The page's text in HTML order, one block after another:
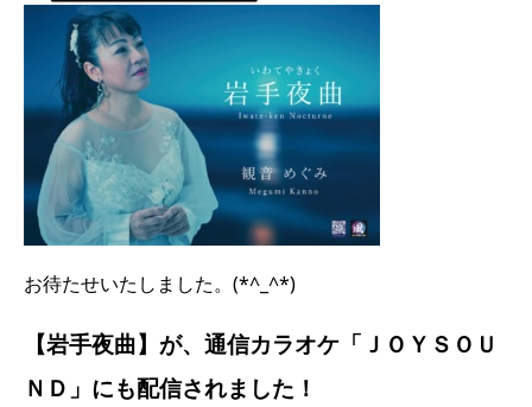
お待たせいたしました。(*^_^*)
【岩手夜曲】が、通信カラオケ「ＪＯＹＳＯＵ
ＮＤ」にも配信されました！